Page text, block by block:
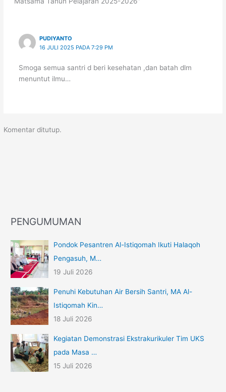
PUDIYANTO
16 JULI 2025 PADA 7:29 PM
Smoga semua santri d beri kesehatan ,dan batah dlm
menuntut ilmu…
Komentar ditutup.
PENGUMUMAN
Pondok Pesantren Al-Istiqomah Ikuti Halaqoh
Pengasuh, M…
19 Juli 2026
Penuhi Kebutuhan Air Bersih Santri, MA Al-
Istiqomah Kin…
18 Juli 2026
Kegiatan Demonstrasi Ekstrakurikuler Tim UKS
pada Masa …
15 Juli 2026